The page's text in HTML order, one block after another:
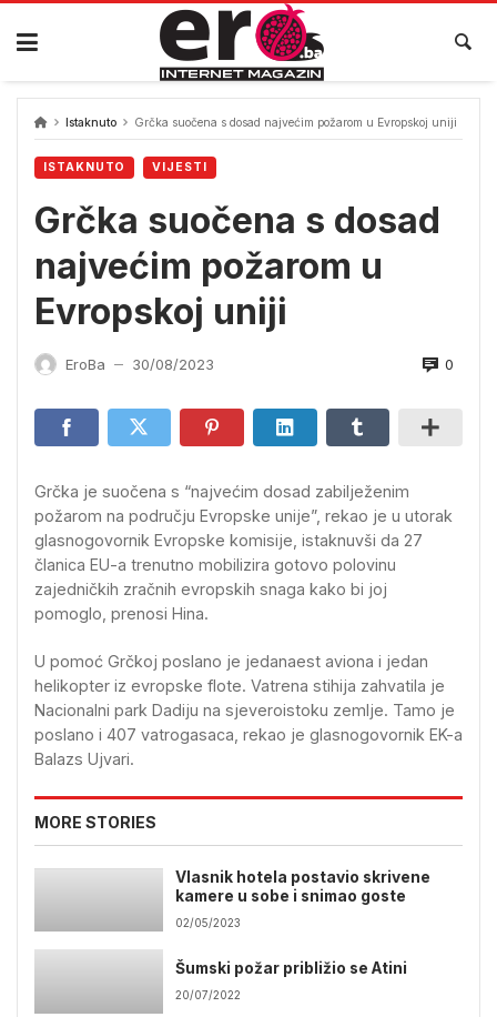
Skip
content
Istaknuto Grčka suočena s dosad najvećim požarom u Evropskoj uniji
ISTAKNUTO VIJESTI
Grčka suočena s dosad
najvećim požarom u
Evropskoj uniji
EroBa — 30/08/2023 0
Grčka je suočena s “najvećim dosad zabilježenim
požarom na području Evropske unije”, rekao je u utorak
glasnogovornik Evropske komisije, istaknuvši da 27
članica EU-a trenutno mobilizira gotovo polovinu
zajedničkih zračnih evropskih snaga kako bi joj
pomoglo, prenosi Hina.
U pomoć Grčkoj poslano je jedanaest aviona i jedan
helikopter iz evropske flote. Vatrena stihija zahvatila je
Nacionalni park Dadiju na sjeveroistoku zemlje. Tamo je
poslano i 407 vatrogasaca, rekao je glasnogovornik EK-a
Balazs Ujvari.
MORE STORIES
Vlasnik hotela postavio skrivene
kamere u sobe i snimao goste
02/05/2023
Šumski požar približio se Atini
20/07/2022